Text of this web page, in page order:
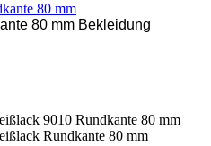
80 mm
80 mm Bekleidung